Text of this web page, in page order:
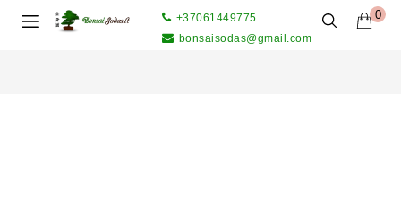
0
+37061449775
bonsaisodas@gmail.com